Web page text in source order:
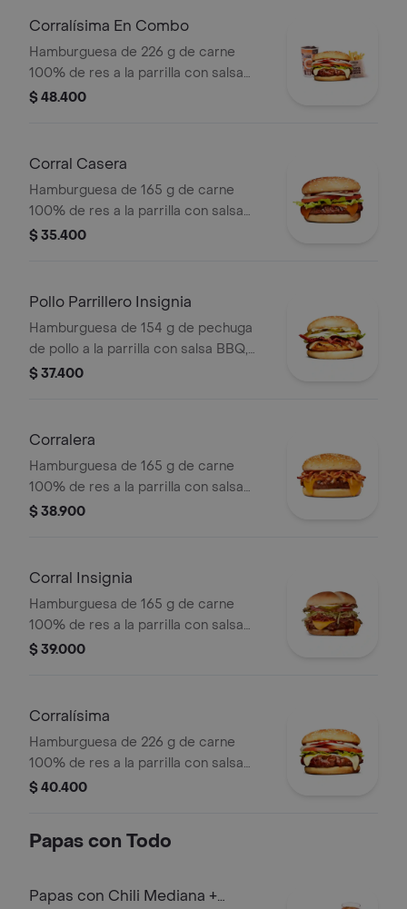
mostaza en pan papa + papas Corral
Corralísima En Combo
Hamburguesa de 226 g de carne
100% de res a la parrilla con salsa
bbq, queso mozzarella, tomate,
pet
$ 48.400
Corral Casera
Hamburguesa de 165 g de carne
100% de res a la parrilla con salsa
bbq, queso americano, cebolla en
$ 35.400
Pollo Parrillero Insignia
Hamburguesa de 154 g de pechuga
de pollo a la parrilla con salsa BBQ,
tocineta, una tajada de queso tipo
pan papa
$ 37.400
Corralera
Hamburguesa de 165 g de carne
100% de res a la parrilla con salsa
bbq, tocineta, una tajada de queso
$ 38.900
Corral Insignia
Hamburguesa de 165 g de carne
100% de res a la parrilla con salsa
BBQ, tocineta, queso americano,
mostaza en pan papa
$ 39.000
Corralísima
Hamburguesa de 226 g de carne
100% de res a la parrilla con salsa
bbq, queso mozzarella, tomate en
mostaza
$ 40.400
Papas con Todo
Papas con Chili Mediana +